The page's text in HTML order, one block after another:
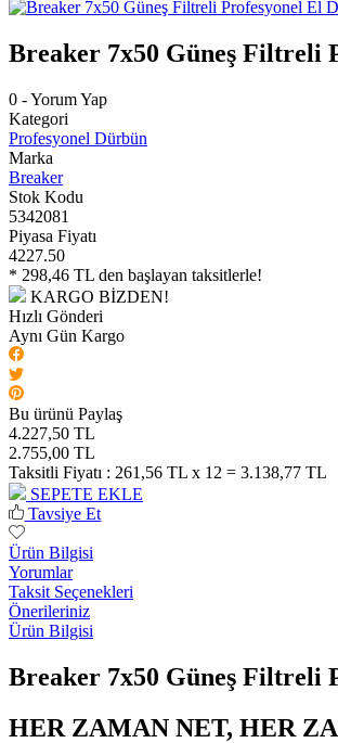
Breaker 7x50 Güneş Filtreli
0 - Yorum Yap
Kategori
Profesyonel Dürbün
Marka
Breaker
Stok Kodu
5342081
Piyasa Fiyatı
4227.50
* 298,46 TL den başlayan taksitlerle!
KARGO BİZDEN!
Hızlı Gönderi
Aynı Gün Kargo
Bu ürünü Paylaş
4.227,50 TL
2.755,00 TL
Taksitli Fiyatı : 261,56 TL x 12 = 3.138,77 TL
SEPETE EKLE
Tavsiye Et
Ürün Bilgisi
Yorumlar
Taksit Seçenekleri
Önerileriniz
Ürün Bilgisi
Breaker 7x50 Güneş Filtreli
HER ZAMAN NET, HER